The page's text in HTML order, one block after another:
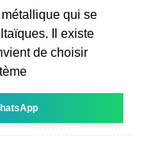
qui se
Il existe
de choisir